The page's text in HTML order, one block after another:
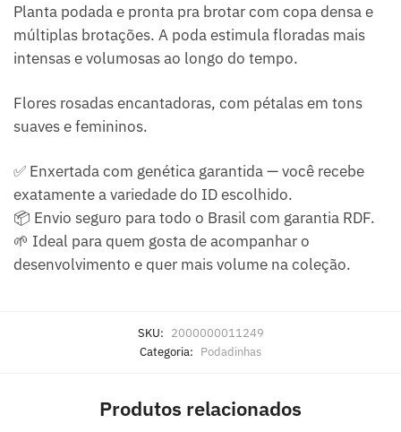
Planta podada e pronta pra brotar com copa densa e
múltiplas brotações. A poda estimula floradas mais
intensas e volumosas ao longo do tempo.
Flores rosadas encantadoras, com pétalas em tons
suaves e femininos.
✅ Enxertada com genética garantida — você recebe
exatamente a variedade do ID escolhido.
📦 Envio seguro para todo o Brasil com garantia RDF.
🌱 Ideal para quem gosta de acompanhar o
desenvolvimento e quer mais volume na coleção.
SKU: 2000000011249
Categoria: Podadinhas
Produtos relacionados